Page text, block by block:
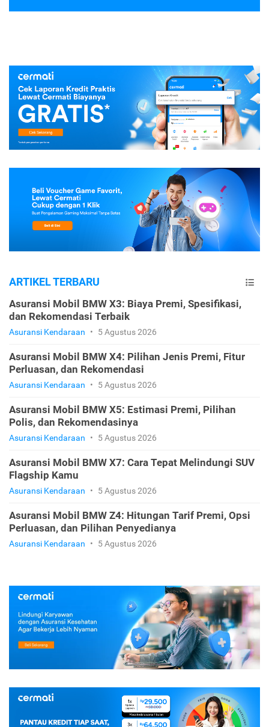
ARTIKEL TERBARU
Asuransi Mobil BMW X3: Biaya Premi, Spesifikasi,
dan Rekomendasi Terbaik
Asuransi Kendaraan • 5 Agustus 2026
Asuransi Mobil BMW X4: Pilihan Jenis Premi, Fitur
Perluasan, dan Rekomendasi
Asuransi Kendaraan • 5 Agustus 2026
Asuransi Mobil BMW X5: Estimasi Premi, Pilihan
Polis, dan Rekomendasinya
Asuransi Kendaraan • 5 Agustus 2026
Asuransi Mobil BMW X7: Cara Tepat Melindungi SUV
Flagship Kamu
Asuransi Kendaraan • 5 Agustus 2026
Asuransi Mobil BMW Z4: Hitungan Tarif Premi, Opsi
Perluasan, dan Pilihan Penyedianya
Asuransi Kendaraan • 5 Agustus 2026